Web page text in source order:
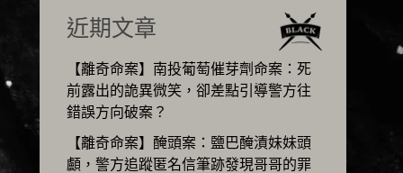
近期文章
【離奇命案】南投葡萄催芽劑命案：死
前露出的詭異微笑，卻差點引導警方往
錯誤方向破案？
【離奇命案】醃頭案：鹽巴醃漬妹妹頭
顱，警方追蹤匿名信筆跡發現哥哥的罪